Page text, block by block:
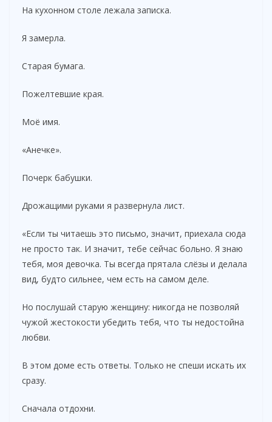
V
На кухонном столе лежала записка.
Я замерла.
Старая бумага.
Пожелтевшие края.
Моё имя.
«Анечке».
Почерк бабушки.
Дрожащими руками я развернула лист.
«Если ты читаешь это письмо, значит, приехала сюда
не просто так. И значит, тебе сейчас больно. Я знаю
тебя, моя девочка. Ты всегда прятала слёзы и делала
вид, будто сильнее, чем есть на самом деле.
Но послушай старую женщину: никогда не позволяй
чужой жестокости убедить тебя, что ты недостойна
любви.
В этом доме есть ответы. Только не спеши искать их
сразу.
Сначала отдохни.